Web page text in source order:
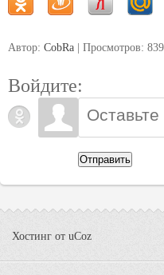
Автор: CobRa | Просмотров:
Войдите:
Отправить
Хостинг от uCoz